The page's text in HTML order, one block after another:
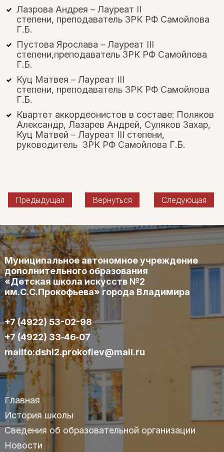
Лазрова Андрея – Лауреат II
степени, преподаватель ЗРК РФ Самойлова
Г.Б.
Пустова Ярослава – Лауреат III
степени,преподаватель ЗРК РФ Самойлова
Г.Б.
Куц Матвея – Лауреат III
степени, преподаватель ЗРК РФ Самойлова
Г.Б.
Квартет аккордеонистов в составе: Поляков
Александр, Лазарев Андрей, Суляков Захар,
Куц Матвей – Лауреат III степени,
руководитель ЗРК РФ Самойлова Г.Б.
Предыдущая Вернуться Следующая
Муниципальное автономное учреждение
дополнительного образования
«Детская школа искусств №2
им.С.С.Прокофьева» города Владимира
+7 (4922) 53-02-98
+7 (4922) 33‑46‑07
mailto:dshi2.prokofiev@mail.ru
Главная
История школы
Сведения об образовательной организации
Новости